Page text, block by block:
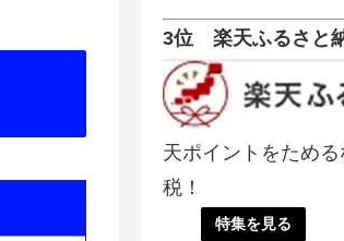
3位 楽天ふるさと
天ポイントをため
税！
特集を見る